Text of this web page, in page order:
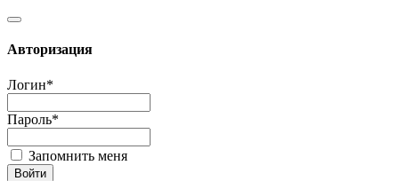
Авторизация
Логин*
Пароль*
Запомнить меня